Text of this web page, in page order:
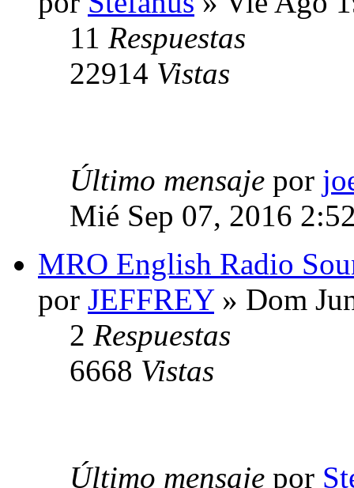
11 Respuestas
22914 Vistas
Último mensaje por
Mié Sep 07, 2016
MRO English Radio
por JEFFREY» Dom
2 Respuestas
6668 Vistas
Último mensaje por